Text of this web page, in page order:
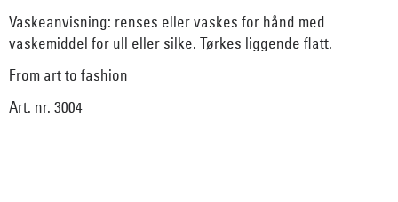
Vaskeanvisning: renses eller vaskes for hånd med
vaskemiddel for ull eller silke. Tørkes liggende flatt.
From art to fashion
Art. nr. 3004